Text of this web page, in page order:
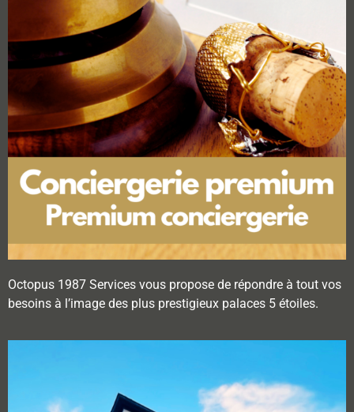
Octopus 1987 Services vous propose de répondre à tout vos
besoins à l’image des plus prestigieux palaces 5 étoiles.